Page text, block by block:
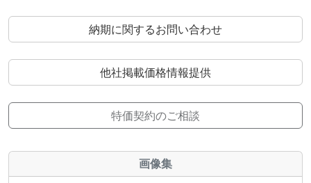
納期に関するお問い合わせ
他社掲載価格情報提供
特価契約のご相談
画像集